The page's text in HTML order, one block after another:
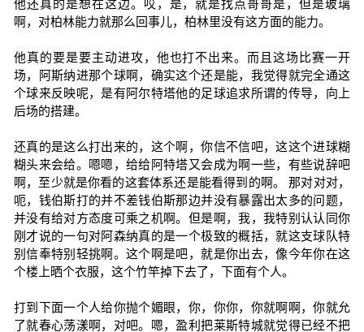
他还真的是想在这边。哎，是，就是找点哥哥是，但是玻璃
啊，对柏林能力就那么回事儿，柏林里没有这方面的能力。
他真的要是要主动进攻，他也打不出来。而且这场比赛一开
场，阿斯纳进那个球啊，确实这个还是能，我觉得就完全通这
个球来反映呢，是有阿尔特塔他的足球追求所谓的传导，向上
后场的搭建。
还真的是这么打出来的，这个啊，你信不信吧，这这个进球糊
糊头来会给。嗯嗯，给给阿特塔又会成为啊一些，有些说辞吧
啊，至少就是你看的这套体系还是能看得到的啊。 那对对对，
呃，钱伯斯打的并不差钱伯斯那边并没有暴露出太多的问题，
并没有给对方态度可乘之机啊。但是啊，我，我特别认认同你
刚才说的一句对阿森纳真的是一个极致的概括，就这支球队特
别信奉特别轻挑啊。这个啊是吧，就是你出去，像今年你在这
个楼上晒个衣服，这个竹竿掉下去了，下面有个人。
打到下面一个人给你抛个媚眼，你，你你，你就啊啊，你就允
了就春心荡漾啊，对吧。嗯，盈利把莱斯特城就觉得已经不把